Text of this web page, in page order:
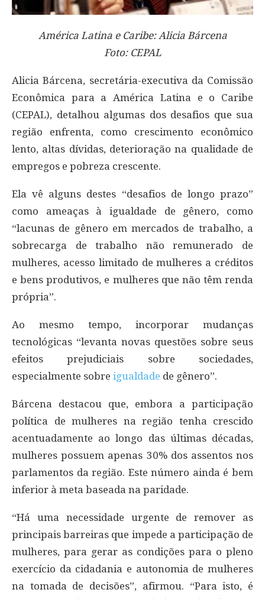
América Latina e Caribe: Alicia Bárcena
Foto: CEPAL
Alicia Bárcena, secretária-executiva da Comissão
Econômica para a América Latina e o Caribe
(CEPAL), detalhou algumas dos desafios que sua
região enfrenta, como crescimento econômico
lento, altas dívidas, deterioração na qualidade de
empregos e pobreza crescente.
Ela vê alguns destes “desafios de longo prazo”
como ameaças à igualdade de gênero, como
“lacunas de gênero em mercados de trabalho, a
sobrecarga de trabalho não remunerado de
mulheres, acesso limitado de mulheres a créditos
e bens produtivos, e mulheres que não têm renda
própria”.
Ao mesmo tempo, incorporar mudanças
tecnológicas “levanta novas questões sobre seus
efeitos prejudiciais sobre sociedades,
especialmente sobre igualdade de gênero”.
Bárcena destacou que, embora a participação
política de mulheres na região tenha crescido
acentuadamente ao longo das últimas décadas,
mulheres possuem apenas 30% dos assentos nos
parlamentos da região. Este número ainda é bem
inferior à meta baseada na paridade.
“Há uma necessidade urgente de remover as
principais barreiras que impede a participação de
mulheres, para gerar as condições para o pleno
exercício da cidadania e autonomia de mulheres
na tomada de decisões”, afirmou. “Para isto, é